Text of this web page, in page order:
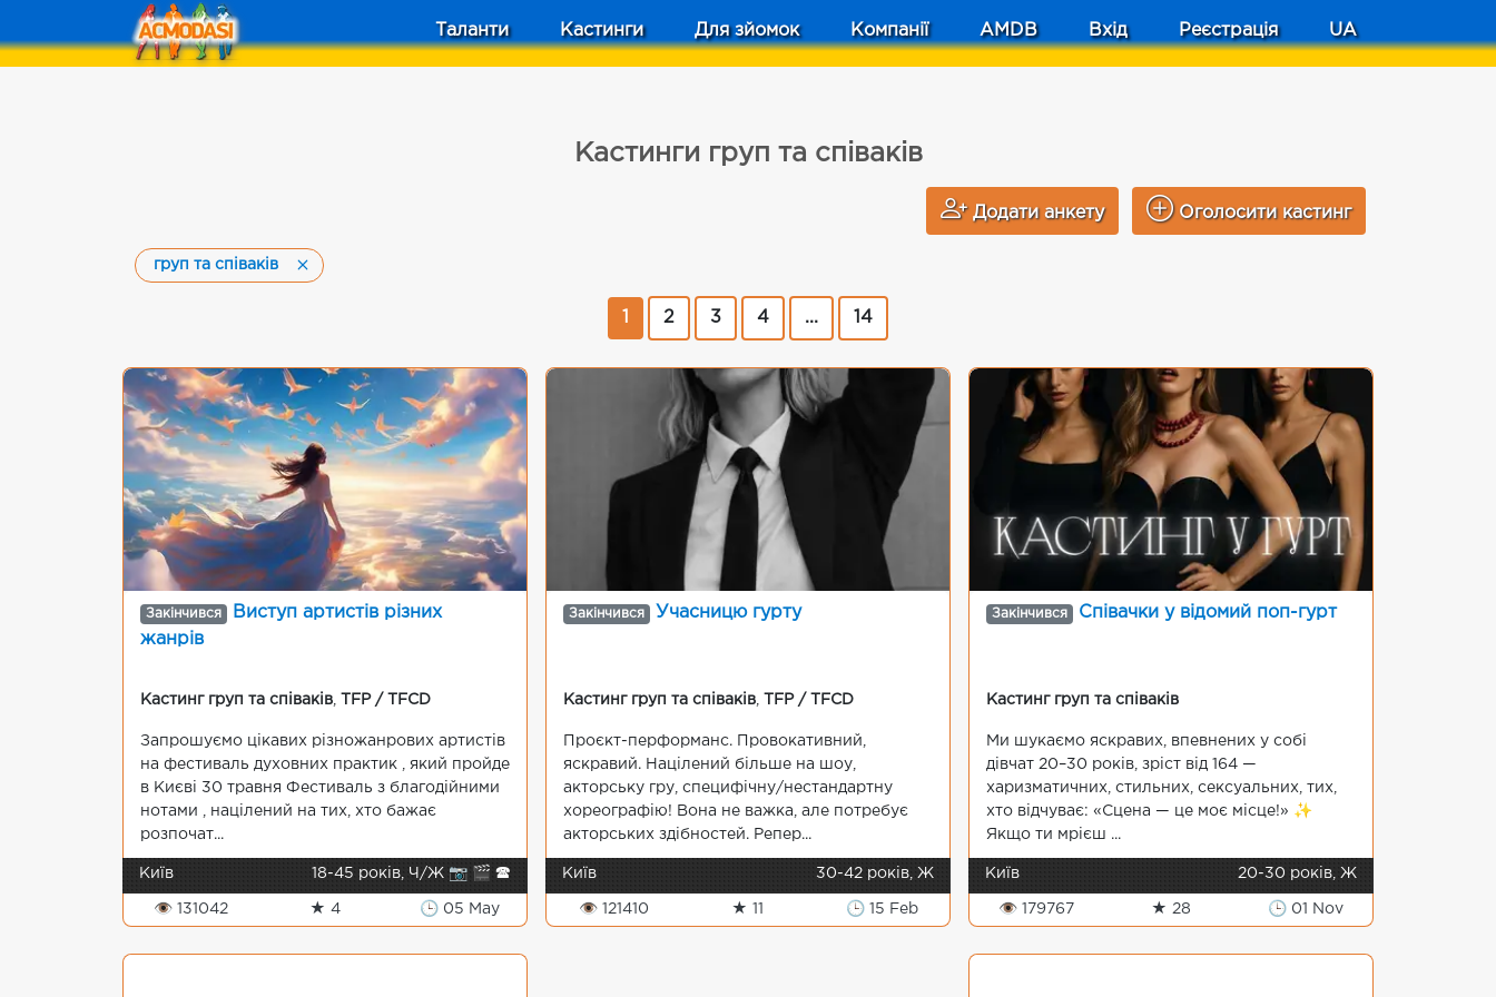
Таланти Кастинги Для зйомок Компанії AMDB Вхід Реєстрація UA
Кастинги груп та співаків
Додати анкету Оголосити кастинг
груп та співаків
2 3 4 ... 14
Закінчився
Виступ артистів різних
жанрів
Кастинг груп та співаків TFP / TFCD
Запрошуємо цікавих різножанрових артистів
на фестиваль духовних практик , який пройде
в Києві 30 травня Фестиваль з благодійними
нотами , націлений на тих, хто бажає
розпочат...
Київ 18-45 років, Ч/Ж 📷 🎬 🕿
👁 131042 ★ 4 🕒 05 May
Закінчився Учасницю гурту
Кастинг груп та співаків TFP / TFCD
Проєкт-перформанс. Провокативний,
яскравий. Націлений більше на шоу,
акторську гру, специфічну/нестандартну
хореографію! Вона не важка, але потребує
акторських здібностей. Репер...
Київ 30-42 років, Ж
👁 121410 ★ 11 🕒 15 Feb
Закінчився Співачки у відомий поп-гурт
Кастинг груп та співаків
Ми шукаємо яскравих, впевнених у собі
дівчат 20–30 років, зріст від 164 —
харизматичних, стильних, сексуальних, тих,
хто відчуває: «Сцена — це моє місце!» ✨
Якщо ти мрієш ...
Київ 20-30 років, Ж
👁 179767 ★ 28 🕒 01 Nov